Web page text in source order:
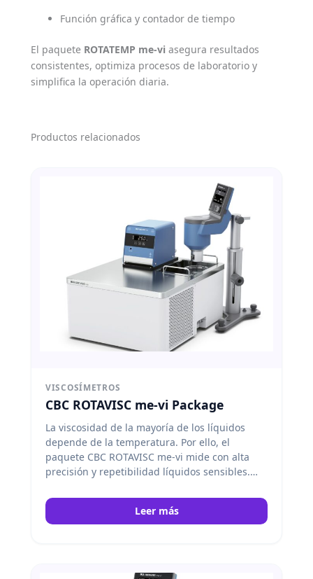
Función gráfica y contador de tiempo
El paquete ROTATEMP me-vi asegura resultados
consistentes, optimiza procesos de laboratorio y
simplifica la operación diaria.
Productos relacionados
VISCOSÍMETROS
CBC ROTAVISC me-vi Package
La viscosidad de la mayoría de los líquidos
depende de la temperatura. Por ello, el
paquete CBC ROTAVISC me-vi mide con alta
precisión y repetibilidad líquidos sensibles.
ROTAVISC me-vi con el baño de circulación CBC
VISC lite para un control confiable.
Leer más